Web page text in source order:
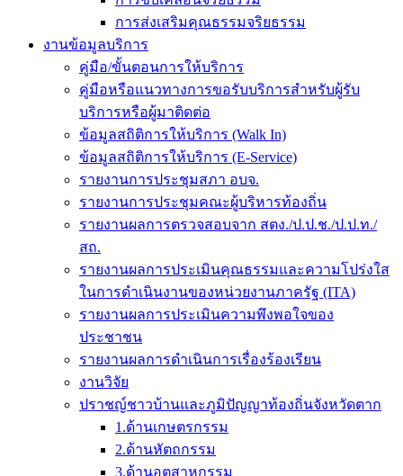
การส่งเสริมคุณธรรมจริยธรรม
งานข้อมูลบริการ
คู่มือ/ขั้นตอนการให้บริการ
คู่มือหรือแนวทางการขอรับบริการสำหรับผู้รับ
บริการหรือผู้มาติดต่อ
ข้อมูลสถิติการให้บริการ (Walk In)
ข้อมูลสถิติการให้บริการ (E-Service)
รายงานการประชุมสภา อบจ.
รายงานการประชุมคณะผู้บริหารท้องถิ่น
รายงานผลการตรวจสอบจาก สตง./ป.ป.ช./ป.ป.ท./
สถ.
รายงานผลการประเมินคุณธรรมและความโปร่งใส
ในการดำเนินงานของหน่วยงานภาครัฐ (ITA)
รายงานผลการประเมินความพึงพอใจของ
ประชาชน
รายงานผลการดำเนินการเรื่องร้องเรียน
งานวิจัย
ปราชญ์ชาวบ้านและภูมิปัญญาท้องถิ่นจังหวัดตาก
1.ด้านเกษตรกรรม
2.ด้านหัตถกรรม
3.ด้านอุตสาหกรรม